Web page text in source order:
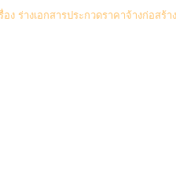
ร่างเอกสารประกวดราคาจ้างก่อสร้